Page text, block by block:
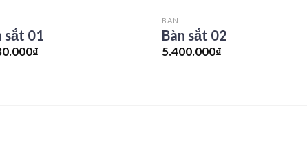
sắt 01
₫
BÀN
Bàn sắt 02
5.400.000₫